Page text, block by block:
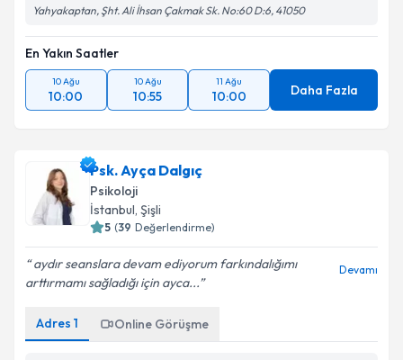
Yahyakaptan, Şht. Ali İhsan Çakmak Sk. No:60 D:6, 41050
En Yakın Saatler
10 Ağu
10:00
10 Ağu
10:55
11 Ağu
10:00 Daha Fazla
Psk. Ayça Dalgıç
Psikoloji
İstanbul, Şişli
5 (39 Değerlendirme)
aydır seanslara devam ediyorum farkındalığımı
arttırmamı sağladığı için ayca...
Devamı
Adres 1 Online Görüşme